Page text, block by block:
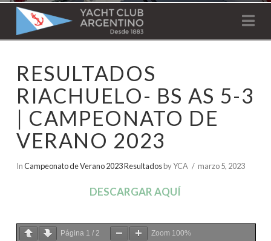
ESCUELA RECREATIVA 2026
YACHT
CLUB
ARGENTINO
RESULTADOS
RIACHUELO- BS AS 5-3
| CAMPEONATO DE
VERANO 2023
InCampeonato de Verano 2023 Resultadosby YCA marzo 5, 2023
DESCARGAR AQUÍ
Página 1 / 2 Zoom 100%